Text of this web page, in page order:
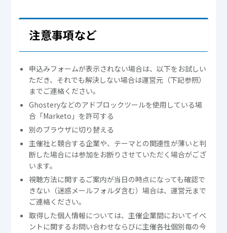
注意事項など
申込みフォームが表示されない場合は、以下をお試しい
ただき、それでも解決しない場合は運営元（下記参照）
までご連絡ください。
Ghosteryなどのアドブロックツールを使用している場
合「Marketo」を許可する
別のブラウザに切り替える
主催社と競合する企業や、テーマとの関連性が薄いと判
断した場合には参加をお断りさせていただく場合がござ
います。
視聴方法に関するご案内が当日の時点になっても確認で
きない（迷惑メールフォルダ含む）場合は、運営元まで
ご連絡ください。
取得した個人情報については、主催企業間においてイベ
ントに関するお問い合わせならびに主催各社個別毎の今